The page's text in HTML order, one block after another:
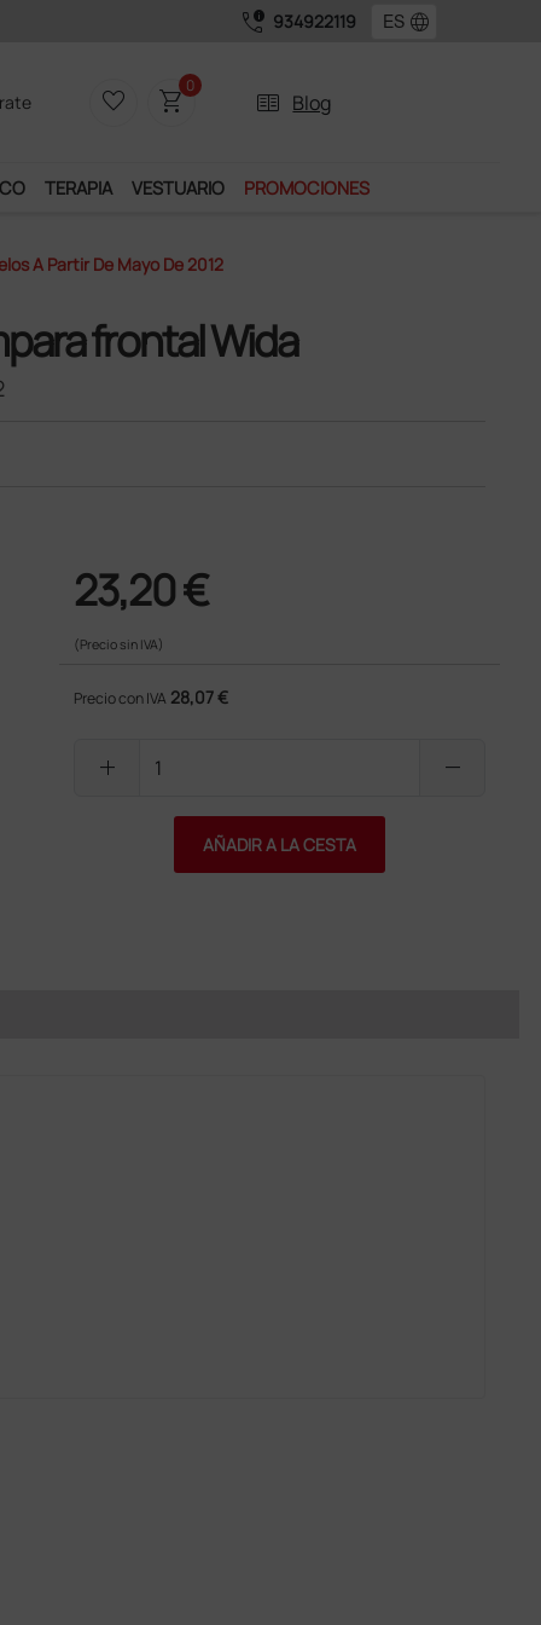
call_quality 934922119 language
favorite_border shopping_cart0
two_pager Blog
TERAPIA VESTUARIO PROMOCIONES
A Partir De Mayo De 2012
frontal Wida
23,20 €
(Precio sin IVA)
Precio con IVA 28,07 €
add remove
AÑADIR A LA CESTA